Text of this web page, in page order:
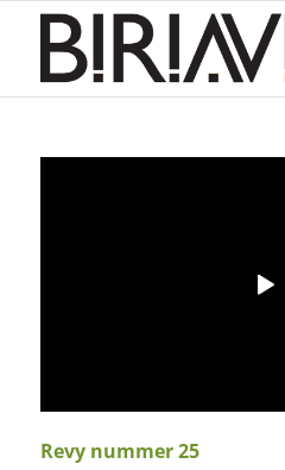
Revy nummer 25